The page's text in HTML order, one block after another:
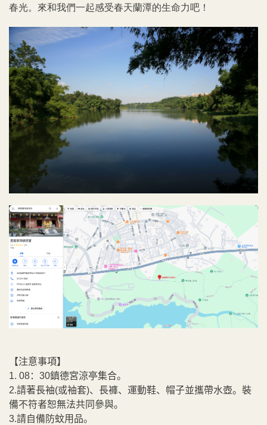
春光。來和我們一起感受春天蘭潭的生命力吧！
【注意事項】
1. 08：30鎮德宮涼亭集合。
2.請著長袖(或袖套)、長褲、運動鞋、帽子並攜帶水壺。裝
備不符者恕無法共同參與。
3.請自備防蚊用品。